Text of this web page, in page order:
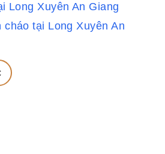
Long Xuyên An Giang
cháo tại Long Xuyên An